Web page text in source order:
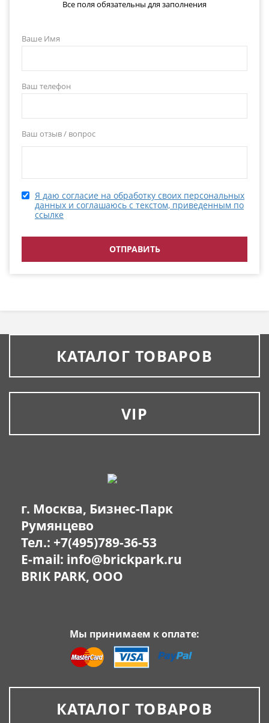
Все поля обязательны для заполнения
Ваше Имя
Ваш телефон
Ваш отзыв / вопрос
Я даю согласие на обработку своих персональных
данных и соглашаюсь с текстом, приведенным по
ссылке
КАТАЛОГ ТОВАРОВ
VIP
г. Москва, Бизнес-Парк
Румянцево
Тел.: +7(495)789-36-53
E-mail: info@brickpark.ru
BRIK PARK, OOO
Мы принимаем к оплате:
КАТАЛОГ ТОВАРОВ